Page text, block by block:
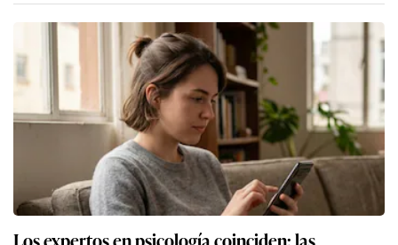
Los expertos en psicología coinciden: las